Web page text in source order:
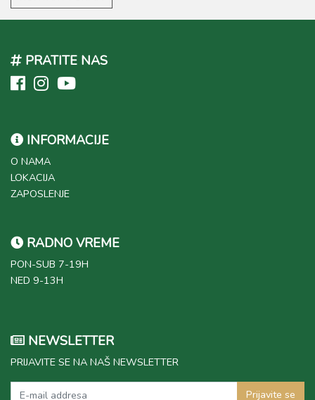
PRATITE NAS
INFORMACIJE
O NAMA
LOKACIJA
ZAPOSLENJE
RADNO VREME
PON-SUB 7-19H
NED 9-13H
NEWSLETTER
PRIJAVITE SE NA NAŠ NEWSLETTER
Prijavite se